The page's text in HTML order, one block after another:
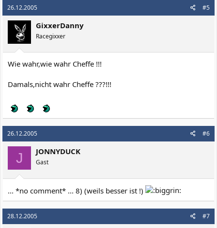
26.12.2005 #5
GixxerDanny
Racegixxer
Wie wahr,wie wahr Cheffe !!!
Damals,nicht wahr Cheffe ???!!!
26.12.2005 #6
J JONNYDUCK
Gast
... *no comment* ... 8) (weils besser ist !)
28.12.2005 #7